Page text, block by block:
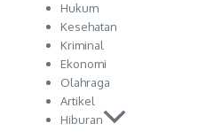
Hukum
Kesehatan
Kriminal
Ekonomi
Olahraga
Artikel
Hiburan